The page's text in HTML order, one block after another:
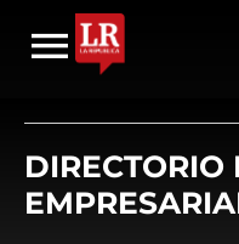
DIRECTORIO